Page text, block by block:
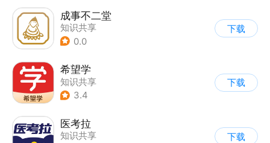
成事不二堂
知识共享
0.0
下载
希望学
知识共享
3.4
下载
医考拉
知识共享
下载